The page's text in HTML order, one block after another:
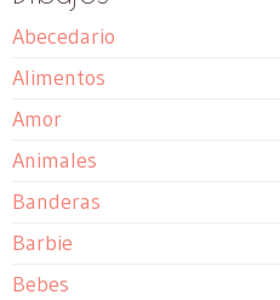
Abecedario
Alimentos
Amor
Animales
Banderas
Barbie
Bebes